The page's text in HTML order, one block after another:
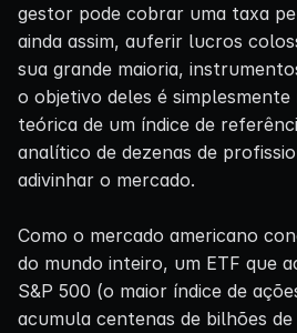
gestor pode cobrar uma taxa
ainda assim, auferir lucros
sua grande maioria,
o objetivo deles é
teórica de um índice de
analítico de dezenas de
adivinhar o mercado.
Como o mercado americano
do mundo inteiro, um ETF que
S&P 500 (o maior índice de
acumula centenas de bilhões